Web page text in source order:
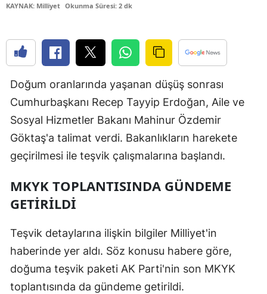
Erzincan
Erzurum
Eskişehir
Gaziantep
Giresun
Hatay
KAYNAK: Milliyet Okunma Süresi: 2 dk
Doğum oranlarında yaşanan düşüş sonrası
Cumhurbaşkanı Recep Tayyip Erdoğan, Aile ve
Sosyal Hizmetler Bakanı Mahinur Özdemir
Göktaş'a talimat verdi. Bakanlıkların harekete
geçirilmesi ile teşvik çalışmalarına başlandı.
MKYK TOPLANTISINDA GÜNDEME
GETİRİLDİ
Teşvik detaylarına ilişkin bilgiler Milliyet'in
haberinde yer aldı. Söz konusu habere göre,
doğuma teşvik paketi AK Parti'nin son MKYK
toplantısında da gündeme getirildi.